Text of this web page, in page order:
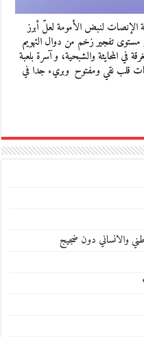
لنبض الأمومة لعلّ أبرز
تفجير زخم من دوال التهويم
في المحايثة والشبحية، و آسرة بلعبة
قلب نقي ومفتوح وبريء جدا في
والانساني دون ضجيج